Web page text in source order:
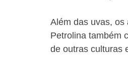
Além das uvas, os
Petrolina também
de outras culturas